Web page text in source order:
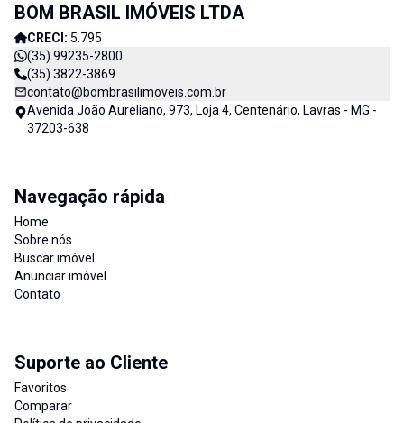
BOM BRASIL IMÓVEIS LTDA
CRECI: 5.795
(35) 99235-2800
(35) 3822-3869
contato@bombrasilimoveis.com.br
Avenida João Aureliano, 973, Loja 4, Centenário, Lavras - MG -
37203-638
Navegação rápida
Home
Sobre nós
Buscar imóvel
Anunciar imóvel
Contato
Suporte ao Cliente
Favoritos
Comparar